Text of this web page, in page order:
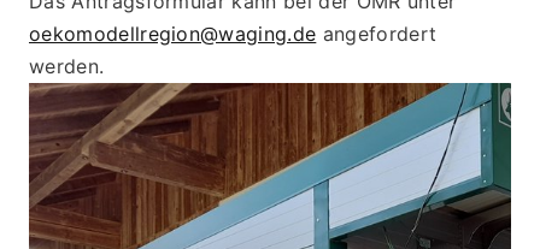
oekomodellregion@waging.de angefordert
werden.